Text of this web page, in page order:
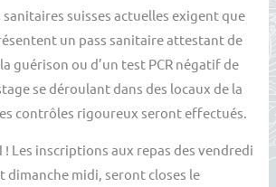
suisses actuelles exigent que
un pass sanitaire attestant de
guérison ou d’un test PCR négatif de
se déroulant dans des locaux de la
contrôles rigoureux seront effectués.
inscriptions aux repas des vendredi
dimanche midi, seront closes le